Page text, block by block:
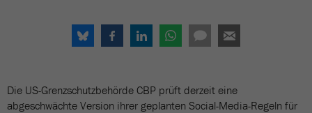
Die US-Grenzschutzbehörde CBP prüft derzeit eine
abgeschwächte Version ihrer geplanten Social-Media-Regeln für